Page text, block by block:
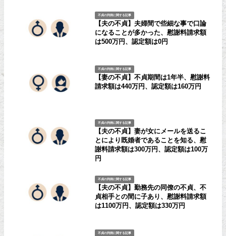
不貞の判例に関する記事
【夫の不貞】夫婦間で些細な事で口論
になることが多かった、慰謝料請求額
は500万円、認定額は0円
不貞の判例に関する記事
【妻の不貞】不貞期間は1年半、慰謝料
請求額は440万円、認定額は160万円
不貞の判例に関する記事
【夫の不貞】妻が女にメールを送るこ
とにより既婚者であることを知る、慰
謝料請求額は300万円、認定額は100万
円
不貞の判例に関する記事
【夫の不貞】勤務先の同僚の不貞、不
貞相手との間に子あり、慰謝料請求額
は1100万円、認定額は330万円
不貞の判例に関する記事